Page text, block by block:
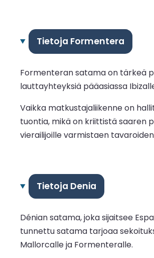
Tietoja Formentera
Formenteran satama on tärkeä
lauttayhteyksiä pääasiassa
Vaikka matkustajaliikenne on
tuontia, mikä on kriittistä saaren
vierailijoille varmistaen
Tietoja Denia
Dénian satama, joka sijaitsee
tunnettu satama tarjoaa
Mallorcalle ja Formenteralle.